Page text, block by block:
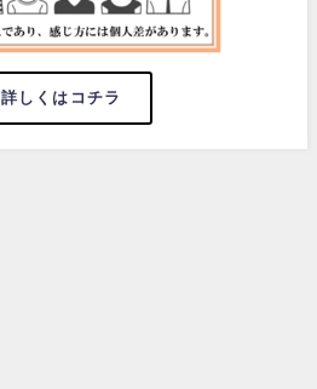
詳しくはコチラ